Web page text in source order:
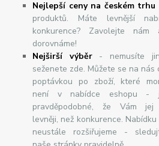
Nejlepší ceny na českém trhu
produktů. Máte levnější
konkurence? Zavolejte
dorovnáme!
Nejširšívýběr- nemusíte
seženete zde. Můžete se na nás
poptávkou po zboží, které
není v nabídce eshopu -
pravděpodobné, že Vám jej
levněji, než konkurence.
neustále rozšiřujeme -